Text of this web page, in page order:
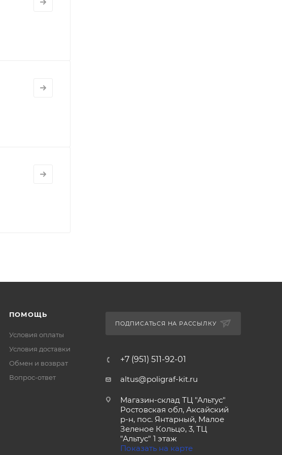
ПОМОЩЬ
Условия оплаты
Условия доставки
Обмен и возврат
Вопрос-ответ
ПОДПИСАТЬСЯ НА РАССЫЛКУ
+7 (951) 511-92-01
altus@poligraf-kit.ru
Магазин-склад ТЦ "Альтус"
Ростовская обл, Аксайский
р-н, пос. Янтарный, Малое
Зеленое Кольцо, 3, ТЦ
"Альтус" 1 этаж
Показать на карте